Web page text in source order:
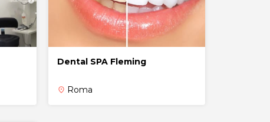
Dental SPA Fleming
place Roma